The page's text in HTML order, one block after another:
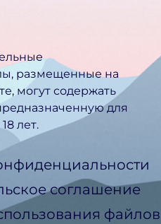
размещенные на
могут содержать
для
лет.
соглашение